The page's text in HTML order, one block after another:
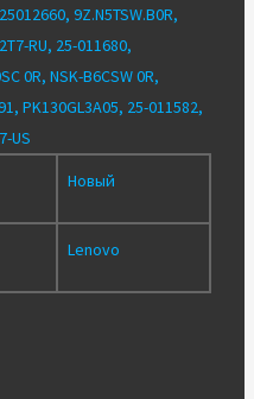
9Z.N5TSW.B0R,
RU, 25-011680,
0R, NSK-B6CSW 0R,
PK130GL3A05, 25-011582,
US
Новый
Lenovo